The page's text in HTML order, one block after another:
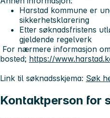
Harstad kommune er
sikkerhetsklarering
Etter søknadsfristens
gjeldende regelverk
For nærmere informasjon
bosted; https://
Link til søknadsskjema: Søk
Kontaktperson for